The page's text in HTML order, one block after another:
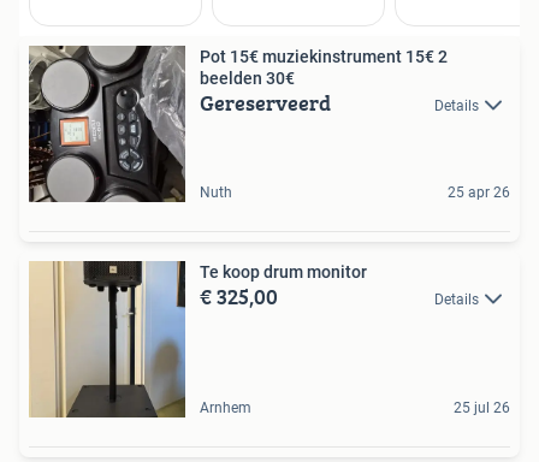
Pot 15€ muziekinstrument 15€ 2
beelden 30€
Gereserveerd Details
Nuth 25 apr 26
Te koop drum monitor
€ 325,00 Details
Arnhem 25 jul 26